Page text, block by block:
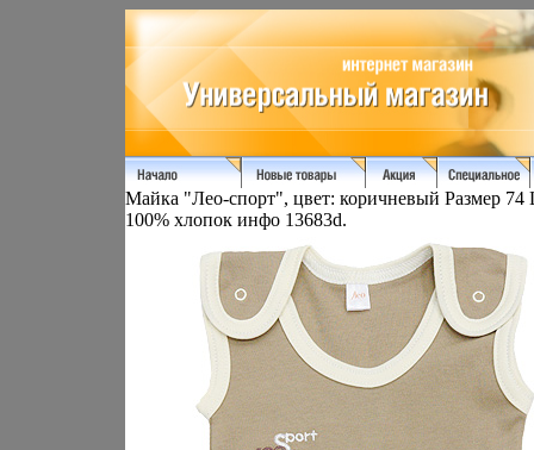
Майка "Лео-спорт", цвет: коричневый Размер
100% хлопок инфо 13683d.